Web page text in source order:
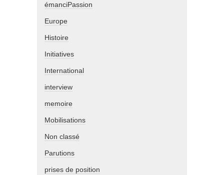
émanciPassion
Europe
Histoire
Initiatives
International
interview
memoire
Mobilisations
Non classé
Parutions
prises de position